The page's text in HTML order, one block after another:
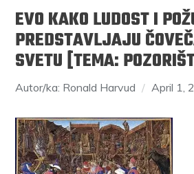
EVO KAKO LUDOST I
PREDSTAVLJAJU
SVETU [TEMA:
Autor/ka: Ronald Harvud April 1,